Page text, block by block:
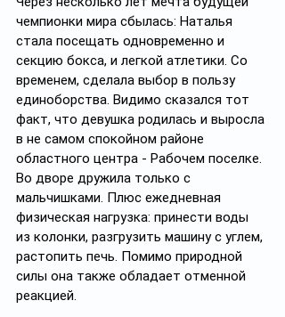
чемпионки мира сбылась: Наталья
стала посещать одновременно и
секцию бокса, и легкой атлетики. Со
временем, сделала выбор в пользу
единоборства. Видимо сказался тот
факт, что девушка родилась и выросла
в не самом спокойном районе
областного центра - Рабочем поселке.
Во дворе дружила только с
мальчишками. Плюс ежедневная
физическая нагрузка: принести воды
из колонки, разгрузить машину с углем,
растопить печь. Помимо природной
силы она также обладает отменной
реакцией.